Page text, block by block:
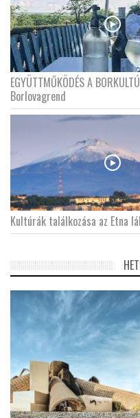
EGYÜTTMŰKÖDÉS A
Borlovagrend
Kultúrák találkozása az Etna